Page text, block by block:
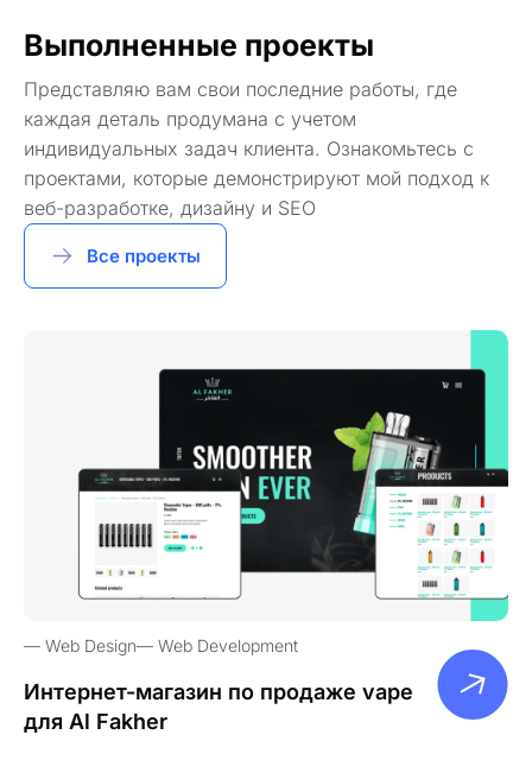
Выполненные проекты
Представляю вам свои последние работы, где
каждая деталь продумана с учетом
индивидуальных задач клиента. Ознакомьтесь с
проектами, которые демонстрируют мой подход к
веб-разработке, дизайну и SEO
Все проекты
Web Design Web Development
Интернет-магазин по продаже vape
для Al Fakher